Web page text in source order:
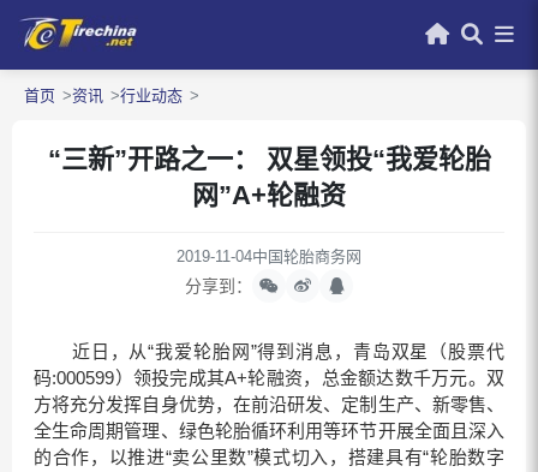
首页 资讯 行业动态
“三新”开路之一： 双星领投“我爱轮胎
网”A+轮融资
2019-11-04中国轮胎商务网
分享到：
近日，从“我爱轮胎网”得到消息，青岛双星（股票代
码:000599）领投完成其A+轮融资，总金额达数千万元。双
方将充分发挥自身优势，在前沿研发、定制生产、新零售、
全生命周期管理、绿色轮胎循环利用等环节开展全面且深入
的合作，以推进“卖公里数”模式切入，搭建具有“轮胎数字